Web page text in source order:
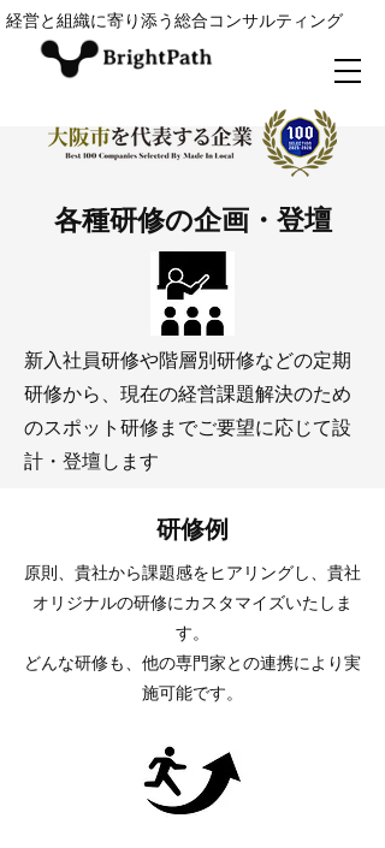
経営と組織に寄り添う総合コンサルティング
各種研修の企画・登壇
新入社員研修や階層別研修などの定期
研修から、現在の経営課題解決のため
のスポット研修までご要望に応じて設
計・登壇します
研修例
​原則、貴社から課題感をヒアリングし、貴社
オリジナルの研修にカスタマイズいたしま
す。
どんな研修も、他の専門家との連携により実
施可能です。